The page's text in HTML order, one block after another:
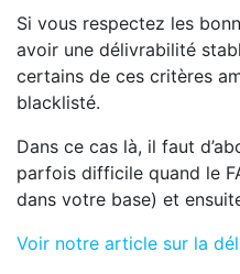
Si vous respectez les
avoir une délivrabilité
certains de ces critères
blacklisté.
Dans ce cas là, il faut
parfois difficile quand le
dans votre base) et
Voir notre article sur la